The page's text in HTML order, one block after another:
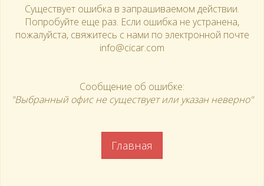
Существует ошибка в запрашиваемом действии.
Попробуйте еще раз. Если ошибка не устранена,
пожалуйста, свяжитесь с нами по электронной почте
info@cicar.com
Сообщение об ошибке:
"Выбранный офис не существует или указан неверно"
Главная